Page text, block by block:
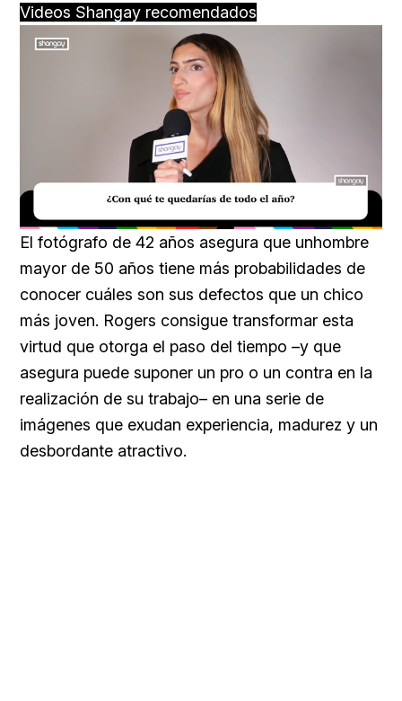
Videos Shangay recomendados
Unmute Loaded:
43.17%
El fotógrafo de 42 años asegura que unhombre
mayor de 50 años tiene más probabilidades de
conocer cuáles son sus defectos que un chico
más joven. Rogers consigue transformar esta
virtud que otorga el paso del tiempo –y que
asegura puede suponer un pro o un contra en la
realización de su trabajo– en una serie de
imágenes que exudan experiencia, madurez y un
desbordante atractivo.